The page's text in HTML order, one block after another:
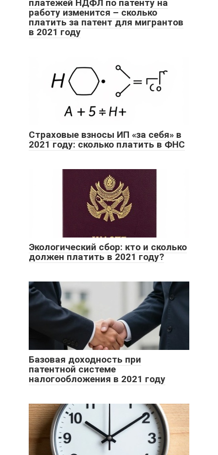
платежей НДФЛ по патенту на
работу изменится – сколько
платить за патент для мигрантов
в 2021 году
Страховые взносы ИП «за себя» в
2021 году: сколько платить в ФНС
Экологический сбор: кто и сколько
должен платить в 2021 году?
Базовая доходность при
патентной системе
налогообложения в 2021 году